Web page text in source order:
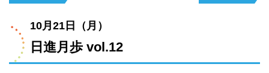
10月21日（月）
日進月歩 vol.12